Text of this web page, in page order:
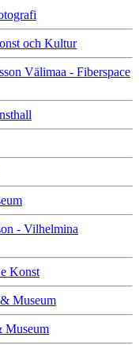
och Kultur
Välimaa - Fiberspace
- Vilhelmina
Konst
Museum
Museum